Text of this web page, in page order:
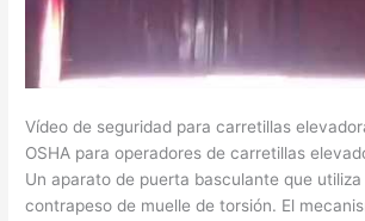
Vídeo de seguridad para carretillas
OSHA para operadores de carretillas
Un aparato de puerta basculante que
contrapeso de muelle de torsión. El